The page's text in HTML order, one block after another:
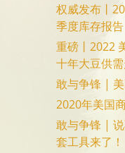
权威发布丨
季度库存报告
重磅丨2022
十年大豆供
敢与争锋 |
2020年美国
敢与争锋 |
套工具来了！